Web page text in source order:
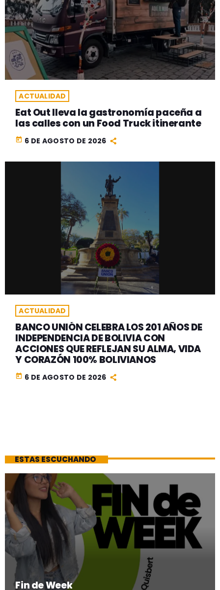
ACTUALIDAD
Eat Out lleva la gastronomía paceña a
las calles con un Food Truck itinerante
today 6 DE AGOSTO DE 2026
ACTUALIDAD
BANCO UNIÓN CELEBRA LOS 201 AÑOS DE
INDEPENDENCIA DE BOLIVIA CON
ACCIONES QUE REFLEJAN SU ALMA, VIDA
Y CORAZÓN 100% BOLIVIANOS
today 6 DE AGOSTO DE 2026
ESTAS ESCUCHANDO
Fin de Week